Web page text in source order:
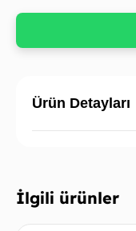
Ürün Detayları
İlgili ürünler